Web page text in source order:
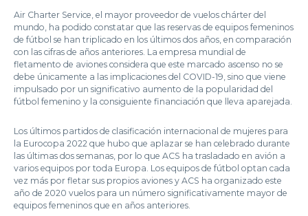
Air Charter Service, el mayor proveedor de vuelos chárter del
mundo, ha podido constatar que las reservas de equipos femeninos
de fútbol se han triplicado en los últimos dos años, en comparación
con las cifras de años anteriores. La empresa mundial de
fletamento de aviones considera que este marcado ascenso no se
debe únicamente a las implicaciones del COVID-19, sino que viene
impulsado por un significativo aumento de la popularidad del
fútbol femenino y la consiguiente financiación que lleva aparejada.
Los últimos partidos de clasificación internacional de mujeres para
la Eurocopa 2022 que hubo que aplazar se han celebrado durante
las últimas dos semanas, por lo que ACS ha trasladado en avión a
varios equipos por toda Europa. Los equipos de fútbol optan cada
vez más por fletar sus propios aviones y ACS ha organizado este
año de 2020 vuelos para un número significativamente mayor de
equipos femeninos que en años anteriores.